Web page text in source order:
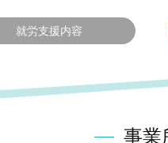
就労支援内容
事業